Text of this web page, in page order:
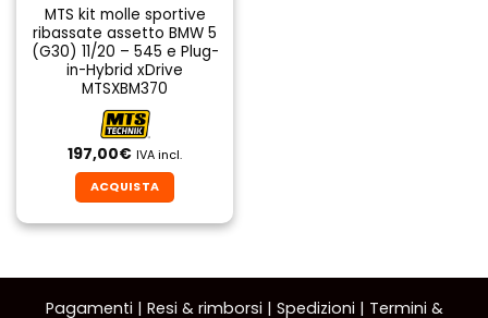
MTS kit molle sportive
ribassate assetto BMW 5
(G30) 11/20 – 545 e Plug-
in-Hybrid xDrive
MTSXBM370
197,00€ IVA incl.
ACQUISTA
Pagamenti | Resi & rimborsi | Spedizioni | Termini &